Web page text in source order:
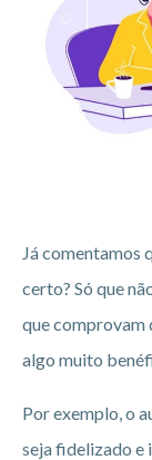
Já comentamos
certo? Só que
que comprovam
algo muito
Por exemplo, o
seja fidelizado e